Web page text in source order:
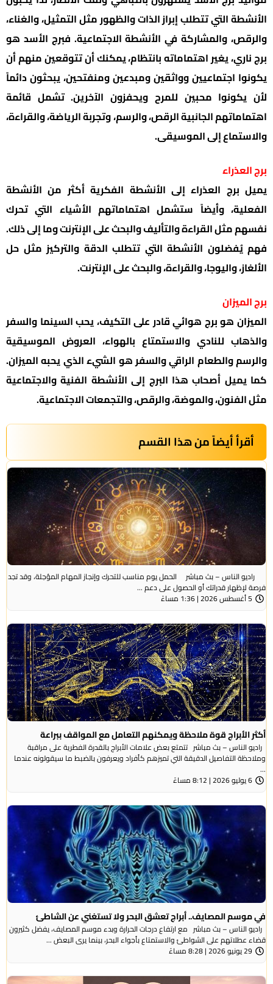
الأنشطة التي تتطلب إبراز الذات والظهور مثل التمثيل، والغناء،
والرقص، والمشاركة في الأنشطة الاجتماعية. فبرج الأسد هو
برج ناري، يغير اهتماماته بانتظام، يمكنك أن تتوقعين منهم أن
يكونوا اجتماعيين وواثقين ومبدعين ومنفتحين، يبحثون دائماً
لأن يكونوا محبين للمرح ويحفزون الآخرين. تشمل قائمة
اهتماماتهم الجانبية الرقص، والرسم، وتجربة الرياضة، والقراءة،
والاستماع إلى الموسيقى.
برج العذراء
يميل برج العذراء إلى الأنشطة الفكرية أكثر من الأنشطة
الفعلية، وأيضاً ستشمل اهتماماتهم الأشياء التي تحرك
نفسهم مثل القراءة والتأليف والبحث على الإنترنت وما إلى ذلك.
فهم يُفضلون الأنشطة التي تتطلب الدقة والتركيز مثل حل
الألغاز، واليوجا، والقراءة، والبحث على الإنترنت.
برج الميزان
الميزان هو برج هوائي قادر على التكيف، يحب السينما والسفر
والذهاب للنادي والاستمتاع بالهواء، العروض الموسيقية
والرسم والطعام الراقي والسفر هو الشيء الذي يحبه الميزان.
كما يميل أصحاب هذا البرج إلى الأنشطة الفنية والاجتماعية
مثل الفنون، والموضة، والرقص، والتجمعات الاجتماعية.
أقرأ أيضاً من هذا القسم
راديو الناس – بث مباشر الحمل يوم مناسب للتحرك وإنجاز المهام المؤجلة، وقد تجد
فرصة لإظهار قدراتك أو الحصول على دعم ...
5 أغسطس 2026 | 1:36 مساءً
أكثر الأبراج قوة ملاحظة ويمكنهم التعامل مع المواقف ببراعة
راديو الناس – بث مباشر تتمتع بعض علامات الأبراج بالقدرة الفطرية على مراقبة
وملاحظة التفاصيل الدقيقة التي تميزهم كأفراد ويعرفون بالضبط ما سيقولونه عندما
6 يوليو 2026 | 8:12 مساءً
في موسم المصايف.. أبراج تعشق البحر ولا تستغني عن الشاطئ
راديو الناس – بث مباشر مع ارتفاع درجات الحرارة وبدء موسم المصايف، يفضل كثيرون
قضاء عطلاتهم على الشواطئ والاستمتاع بأجواء البحر، بينما يرى البعض ...
29 يونيو 2026 | 8:28 مساءً